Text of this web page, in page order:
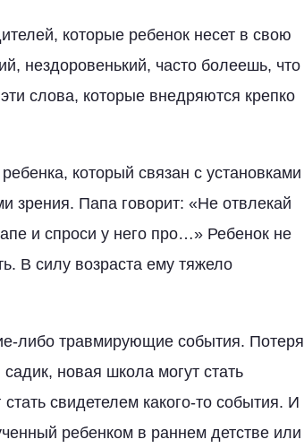
которые ребенок несет в свою
нездоровенький, часто болеешь, что
слова, которые внедряются крепко
который связан с установками
зрения. Папа говорит: «Не отвлекай
и спроси у него про…» Ребенок не
В силу возраста ему тяжело
либо травмирующие события. Потеря
новая школа могут стать
свидетелем какого-то события. И
ребенком в раннем детстве или